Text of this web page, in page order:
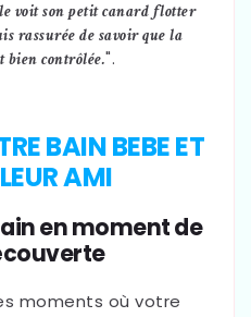
voit son petit canard flotter
rassurée de savoir que la
bien contrôlée.".
BAIN BEBE ET
AMI
en moment de
moments où votre